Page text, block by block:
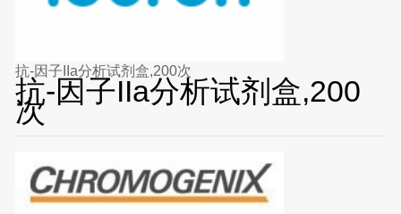
抗-因子IIa分析试剂盒,200次
抗-因子IIa分析试剂盒,200
次